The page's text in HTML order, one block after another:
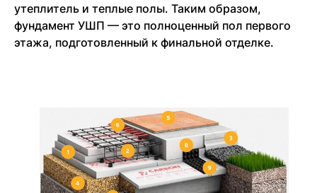
утеплитель и теплые полы. Таким образом,
фундамент УШП — это полноценный пол первого
этажа, подготовленный к финальной отделке.